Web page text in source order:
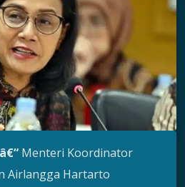
Menteri Koordinator
Airlangga Hartarto